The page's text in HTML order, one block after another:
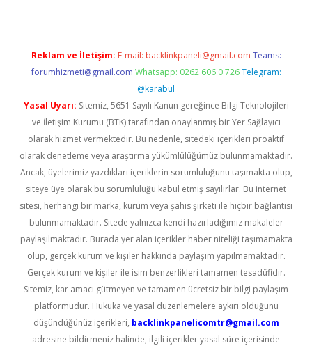
Reklam ve İletişim: E-mail: backlinkpaneli@gmail.com Teams:
forumhizmeti@gmail.com Whatsapp: 0262 606 0 726 Telegram:
@karabul
Yasal Uyarı: Sitemiz, 5651 Sayılı Kanun gereğince Bilgi Teknolojileri
ve İletişim Kurumu (BTK) tarafından onaylanmış bir Yer Sağlayıcı
olarak hizmet vermektedir. Bu nedenle, sitedeki içerikleri proaktif
olarak denetleme veya araştırma yükümlülüğümüz bulunmamaktadır.
Ancak, üyelerimiz yazdıkları içeriklerin sorumluluğunu taşımakta olup,
siteye üye olarak bu sorumluluğu kabul etmiş sayılırlar. Bu internet
sitesi, herhangi bir marka, kurum veya şahıs şirketi ile hiçbir bağlantısı
bulunmamaktadır. Sitede yalnızca kendi hazırladığımız makaleler
paylaşılmaktadır. Burada yer alan içerikler haber niteliği taşımamakta
olup, gerçek kurum ve kişiler hakkında paylaşım yapılmamaktadır.
Gerçek kurum ve kişiler ile isim benzerlikleri tamamen tesadüfidir.
Sitemiz, kar amacı gütmeyen ve tamamen ücretsiz bir bilgi paylaşım
platformudur. Hukuka ve yasal düzenlemelere aykırı olduğunu
düşündüğünüz içerikleri, backlinkpanelicomtr@gmail.com
adresine bildirmeniz halinde, ilgili içerikler yasal süre içerisinde